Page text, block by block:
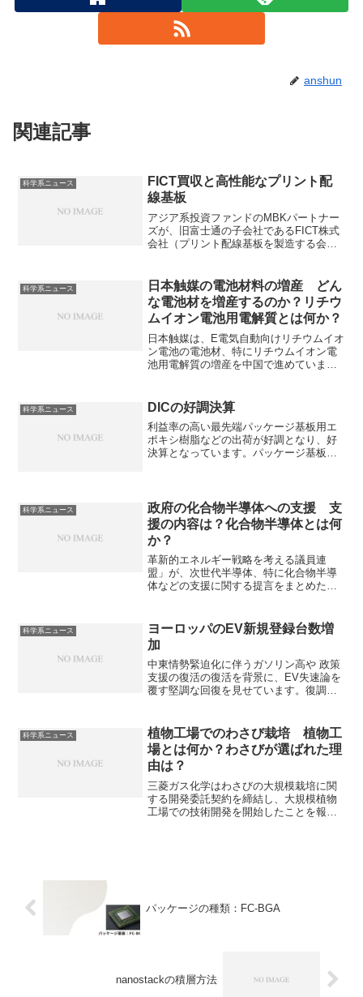
anshun
関連記事
科学系ニュース
FICT買収と高性能なプリント配
線基板
アジア系投資ファンドのMBKパートナー
ズが、旧富士通の子会社であるFICT株式
会社（プリント配線基板を製造する会
ト配線板の製造技術をどのように実現し
ているのかを知ることができる記事にな
っています。
科学系ニュース
日本触媒の電池材料の増産 どん
な電池材を増産するのか？リチウ
ムイオン電池用電解質とは何か？
日本触媒は、E電気自動向けリチウムイオ
ン電池の電池材、特にリチウムイオン電
池用電解質の増産を中国で進めていま
に使用され、優れた特性を持つリチウム
塩です。どのような化合物なのかや高温
での動作性に優れる理由を知ることがで
きます。
科学系ニュース DICの好調決算
利益率の高い最先端パッケージ基板用エ
ポキシ樹脂などの出荷が好調となり、好
決算となっています。パッケージ基板用
科学系ニュース
政府の化合物半導体への支援 支
援の内容は？化合物半導体とは何
か？
革新的エネルギー戦略を考える議員連
盟」が、次世代半導体、特に化合物半導
体などの支援に関する提言をまとめたこ
であり、EVや5G/6G通信、再生可能エネ
ルギーなど幅広い分野で活用されます。
化合半導体の特徴や支援の内容を知るこ
とができます。
科学系ニュース
ヨーロッパのEV新規登録台数増
加
中東情勢緊迫化に伴うガソリン高や 政策
支援の復活の復活を背景に、EV失速論を
覆す堅調な回復を見せています。復調の
科学系ニュース
植物工場でのわさび栽培 植物工
場とは何か？わさびが選ばれた理
由は？
三菱ガス化学はわさびの大規模栽培に関
する開発委託契約を締結し、大規模植物
工場での技術開発を開始したことを報告
パッケージの種類：FC-BGA
nanostackの積層方法